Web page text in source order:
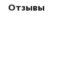
Отзывы